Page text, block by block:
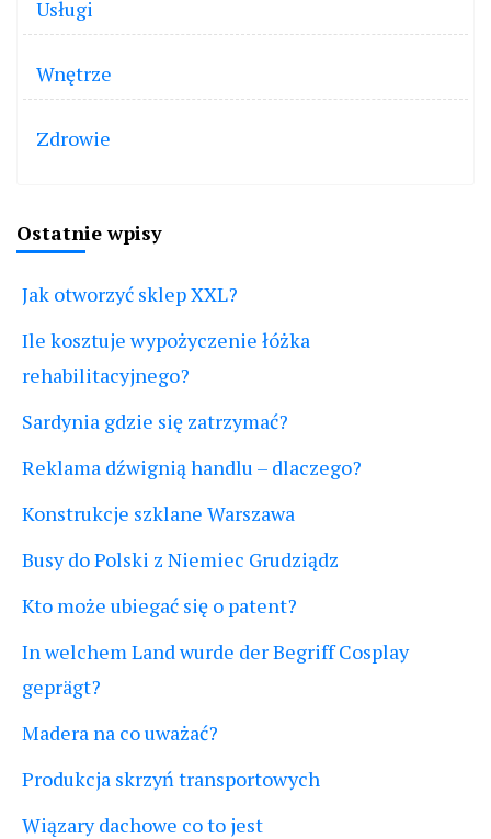
Usługi
Wnętrze
Zdrowie
Ostatnie wpisy
Jak otworzyć sklep XXL?
Ile kosztuje wypożyczenie łóżka
rehabilitacyjnego?
Sardynia gdzie się zatrzymać?
Reklama dźwignią handlu – dlaczego?
Konstrukcje szklane Warszawa
Busy do Polski z Niemiec Grudziądz
Kto może ubiegać się o patent?
In welchem Land wurde der Begriff Cosplay
geprägt?
Madera na co uważać?
Produkcja skrzyń transportowych
Wiązary dachowe co to jest